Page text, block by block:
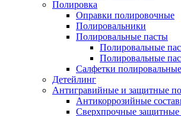
Полировка
Оправки полировочные
Полировальники
Полировальные пасты
Полировальные
Полировальные
Салфетки полировальные
Детейлинг
Антигравийные и защитные
Антикоррозийные
Сверхпрочные